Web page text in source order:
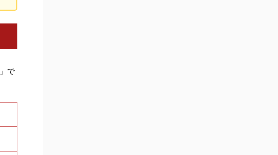
」で